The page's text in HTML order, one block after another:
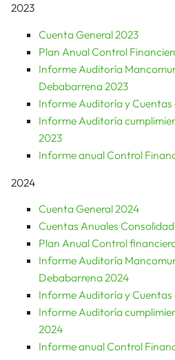
2023
Cuenta General 2023
Plan Anual Control
Informe Auditoría
Debabarrena 2023
Informe Auditoría y Cuentas
Informe Auditoría
2023
Informe anual Control
2024
Cuenta General 2024
Cuentas Anuales
Plan Anual Control
Informe Auditoría
Debabarrena 2024
Informe Auditoría y Cuentas
Informe Auditoría
2024
Informe anual Control